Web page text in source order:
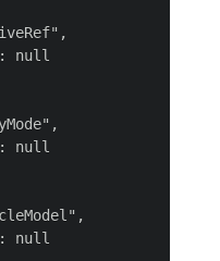
null
null
null